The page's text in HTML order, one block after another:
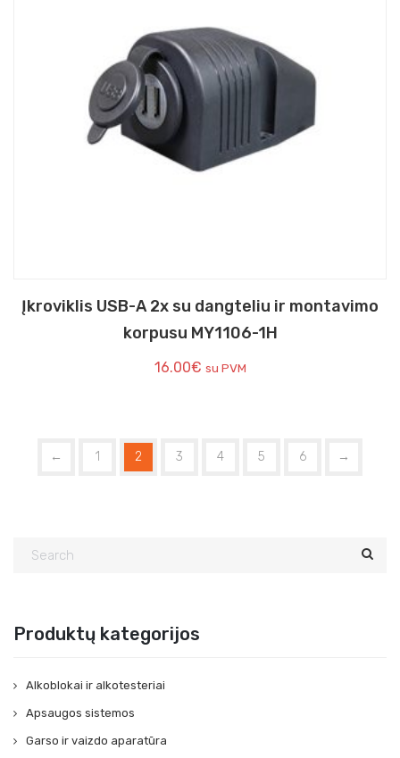
Įkroviklis USB-A 2x su dangteliu ir montavimo
korpusu MY1106-1H
16.00€ su PVM
← 1 2 3 4 5 6 →
Produktų kategorijos
Alkoblokai ir alkotesteriai
Apsaugos sistemos
Garso ir vaizdo aparatūra